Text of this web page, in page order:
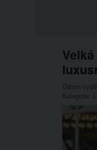
Datum
Kategorie: